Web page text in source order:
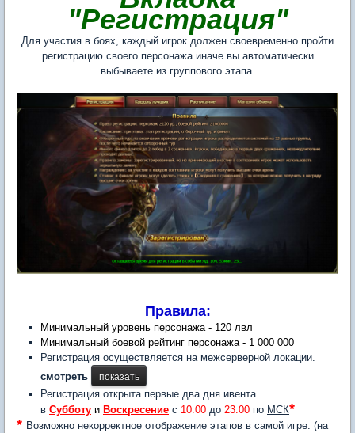
"Регистрация"
Для участия в боях, каждый игрок должен своевременно пройти
регистрацию своего персонажа иначе вы автоматически
выбываете из группового этапа.
Правила:
Минимальный уровень персонажа - 120 лвл
Минимальный боевой рейтинг персонажа - 1 000 000
Регистрация осуществляется на межсерверной локации.
смотреть
Регистрация открыта первые два дня ивента
в Субботу и Воскресение с 10:00 до 23:00 по МСК*
* Возможно некорректное отображение этапов в самой игре. (на